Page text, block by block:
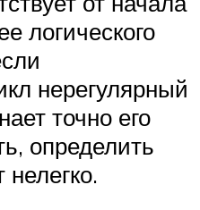
логического
нерегулярный
точно его
определить
нелегко.